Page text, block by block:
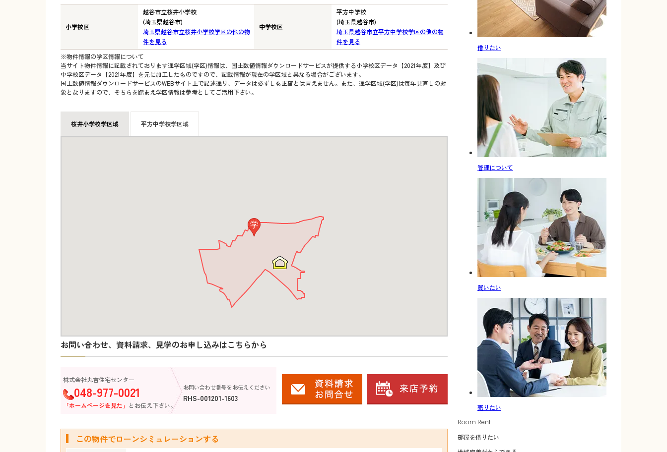
小学校区
越谷市立桜井小学校
(埼玉県越谷市)
埼玉県越谷市立桜井小学校学区の他の物
件を見る
中学校区
平方中学校
(埼玉県越谷市)
埼玉県越谷市立平方中学校学区の他の物
件を見る
※物件情報の学区情報について
当サイト物件情報に記載されております通学区域(学区)情報は、国土数値情報ダウンロードサービスが提供する小学校区データ【2021年度】及び
中学校区データ【2021年度】を元に加工したものですので、記載情報が現在の学区域と異なる場合がございます。
国土数値情報ダウンロードサービスのWEBサイト上で記述通り、データは必ずしも正確とは言えません。また、通学区域(学区)は毎年見直しの対
象となりますので、そちらを踏まえ学区情報は参考としてご活用下さい。
桜井小学校学区域 平方中学校学区域
学
お問い合わせ、資料請求、見学のお申し込みはこちらから
株式会社丸吉住宅センター
048-977-0021
「ホームページを見た」 とお伝え下さい。
お問い合わせ番号をお伝えください
RHS-001201-1603
この物件でローンシミュレーションする
借りたい
管理について
買いたい
売りたい
Room Rent
部屋を借りたい